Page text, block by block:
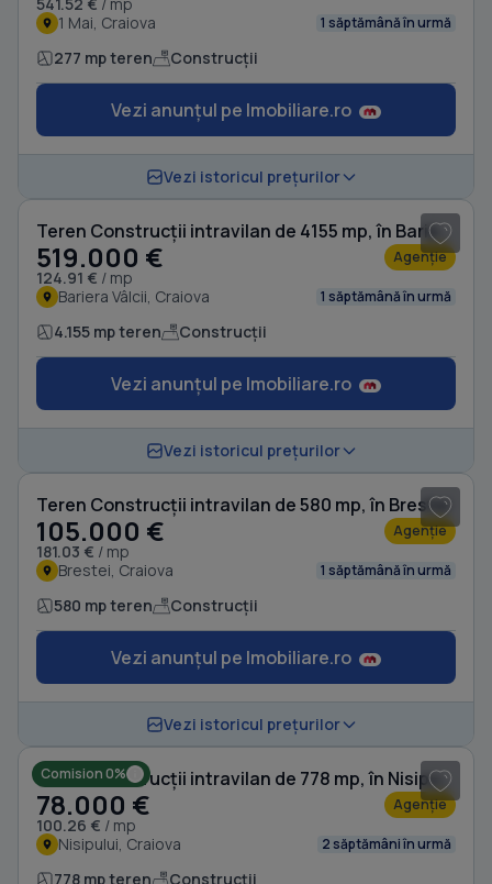
1 Mai, Craiova 1 săptămână în urmă
277 mp teren Construcții
Vezi anunțul pe Imobiliare.ro
Vezi istoricul prețurilor
Teren Construcții intravilan de 4155 mp, în Bariera Vâlcii
519.000 €
124.91 € / mp
Agenție
Bariera Vâlcii, Craiova 1 săptămână în urmă
4.155 mp teren Construcții
Vezi anunțul pe Imobiliare.ro
Vezi istoricul prețurilor
Teren Construcții intravilan de 580 mp, în Brestei
105.000 €
181.03 € / mp
Agenție
Brestei, Craiova 1 săptămână în urmă
580 mp teren Construcții
Vezi anunțul pe Imobiliare.ro
Vezi istoricul prețurilor
Comision 0% Teren Construcții intravilan de 778 mp, în Nisipului
78.000 €
100.26 € / mp
Agenție
Nisipului, Craiova 2 săptămâni în urmă
778 mp teren Construcții